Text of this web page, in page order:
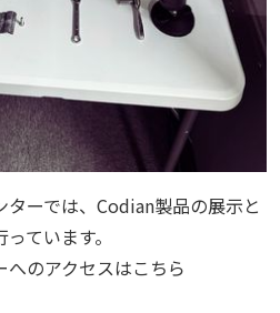
ーでは、Codian製品の展示と
ています。
のアクセスはこちら